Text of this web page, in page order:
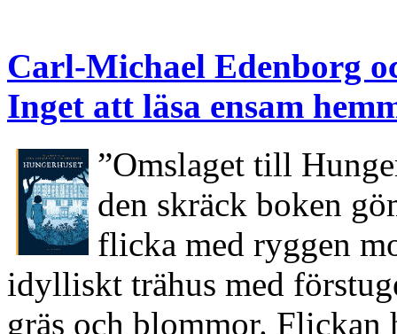
Carl-Michael Edenborg
Inget att läsa ensam
”Omslaget till
den skräck boken
flicka med ryggen
idylliskt trähus med
gräs och blommor. Flickan